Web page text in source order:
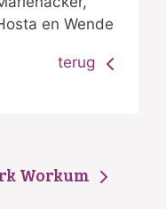
en Wende
terug
Workum